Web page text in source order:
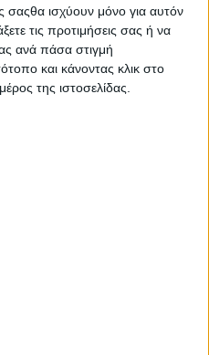
σαςθα ισχύουν μόνο για αυτόν
τις προτιμήσεις σας ή να
ανά πάσα στιγμή
και κάνοντας κλικ στο
της ιστοσελίδας.